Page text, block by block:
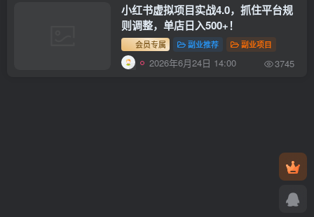
小红书虚拟项目实战4.0，抓住平台规
则调整，单店日入500+！
会员专属 副业推荐 副业项目
2026年6月24日 14:00 3745